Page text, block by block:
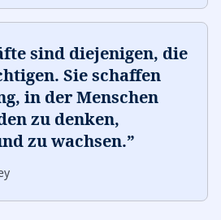
sind diejenigen, die
Sie schaffen
in der Menschen
zu denken,
zu wachsen.”